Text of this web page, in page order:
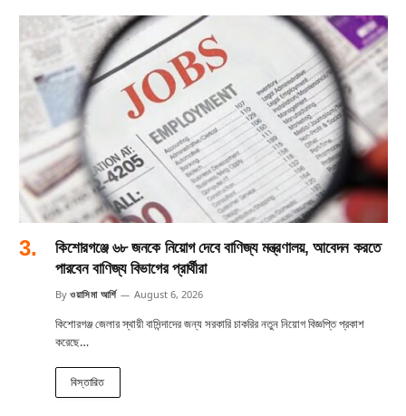
কিশোরগঞ্জে ৬৮ জনকে নিয়োগ দেবে বাণিজ্য মন্ত্রণালয়, আবেদন করতে
পারবেন বাণিজ্য বিভাগের প্রার্থীরা
By ওয়াসিমা আর্শি August 6, 2026
কিশোরগঞ্জ জেলার স্থায়ী বাসিন্দাদের জন্য সরকারি চাকরির নতুন নিয়োগ বিজ্ঞপ্তি প্রকাশ
করেছে…
বিস্তারিত